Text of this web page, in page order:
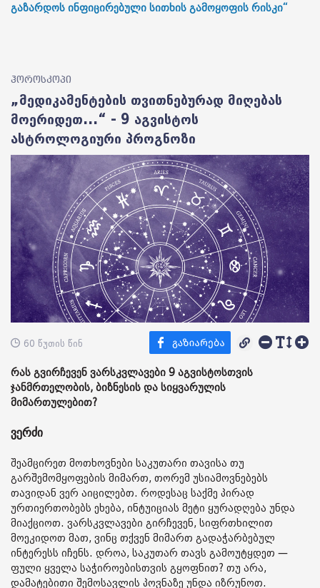
გაზარდოს ინფიცირებული სითხის გამოყოფის რისკი“
ჰოროსკოპი
„მედიკამენტების თვითნებურად მიღებას
მოერიდეთ...“ - 9 აგვისტოს
ასტროლოგიური პროგნოზი
60 წუთის წინ
რას გვირჩევენ ვარსკვლავები 9 აგვისტოსთვის
ჯანმრთელობის, ბიზნესის და სიყვარულის
მიმართულებით?
ვერძი
შეამცირეთ მოთხოვნები საკუთარი თავისა თუ
გარშემომყოფების მიმართ, თორემ უსიამოვნებებს
თავიდან ვერ აიცილებთ. როდესაც საქმე პირად
ურთიერთობებს ეხება, ინტუიციას მეტი ყურადღება უნდა
მიაქციოთ. ვარსკვლავები გირჩევენ, სიფრთხილით
მოეკიდოთ მათ, ვინც თქვენ მიმართ გადაჭარბებულ
ინტერესს იჩენს. დროა, საკუთარ თავს გამოუტყდეთ —
ფული ყველა საჭიროებისთვის გყოფნით? თუ არა,
დამატებითი შემოსავლის პოვნაზე უნდა იზრუნოთ.